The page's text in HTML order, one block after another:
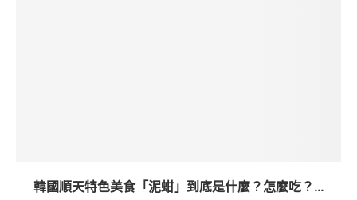
韓國順天特色美食「泥蚶」到底是什麼？怎麼吃？...